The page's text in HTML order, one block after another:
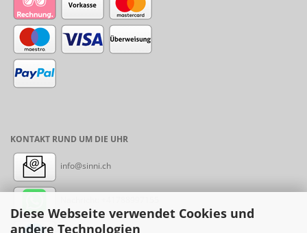
Diese Webseite verwendet Cookies und
andere Technologien
KONTAKT RUND UM DIE UHR
info@sinni.ch